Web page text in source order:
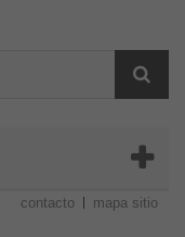
contacto mapa sitio